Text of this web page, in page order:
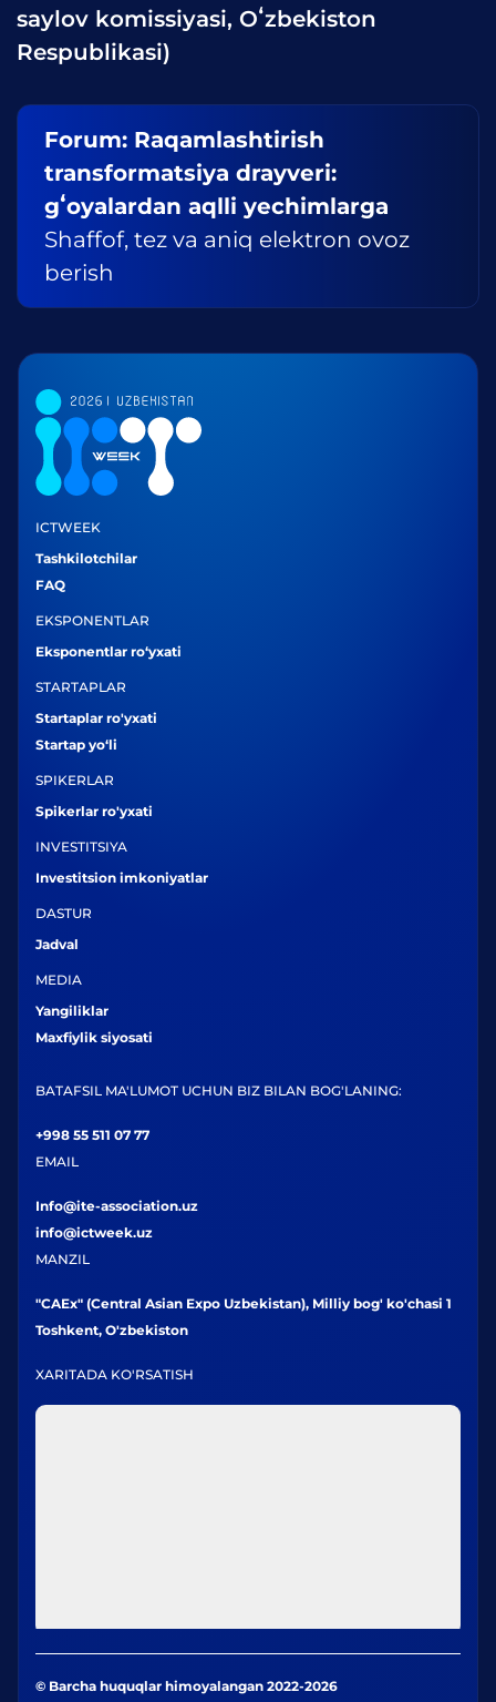
saylov komissiyasi, Oʻzbekiston
Respublikasi)
Forum: Raqamlashtirish
transformatsiya drayveri:
gʻoyalardan aqlli yechimlarga
Shaffof, tez va aniq elektron ovoz
berish
ICTWEEK
Tashkilotchilar
FAQ
EKSPONENTLAR
Eksponentlar ro‘yxati
STARTAPLAR
Startaplar ro'yxati
Startap yo‘li
SPIKERLAR
Spikerlar ro'yxati
INVESTITSIYA
Investitsion imkoniyatlar
DASTUR
Jadval
MEDIA
Yangiliklar
Maxfiylik siyosati
BATAFSIL MA'LUMOT UCHUN BIZ BILAN BOG'LANING:
+998 55 511 07 77
EMAIL
Info@ite-association.uz
info@ictweek.uz
MANZIL
"CAEx" (Central Asian Expo Uzbekistan), Milliy bog' ko'chasi 1
Toshkent, O'zbekiston
XARITADA KO'RSATISH
© Barcha huquqlar himoyalangan 2022-2026